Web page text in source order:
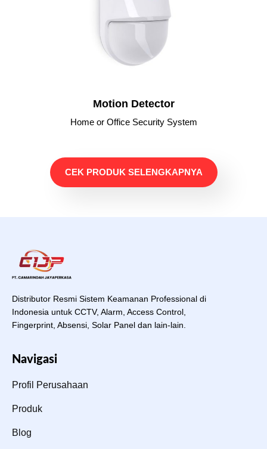
Motion Detector
Home or Office Security System
CEK PRODUK SELENGKAPNYA
Distributor Resmi Sistem Keamanan Professional di
Indonesia untuk CCTV, Alarm, Access Control,
Fingerprint, Absensi, Solar Panel dan lain-lain.
Navigasi
Profil Perusahaan
Produk
Blog